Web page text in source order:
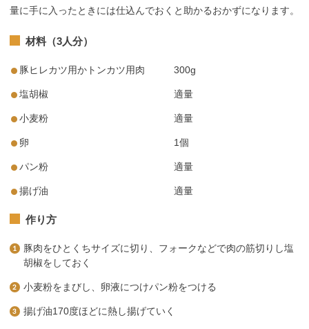
量に手に入ったときには仕込んでおくと助かるおかずになります。
材料（3人分）
豚ヒレカツ用かトンカツ用肉 300g
塩胡椒 適量
小麦粉 適量
卵 1個
パン粉 適量
揚げ油 適量
作り方
豚肉をひとくちサイズに切り、フォークなどで肉の筋切りし塩
胡椒をしておく
小麦粉をまびし、卵液につけパン粉をつける
揚げ油170度ほどに熱し揚げていく